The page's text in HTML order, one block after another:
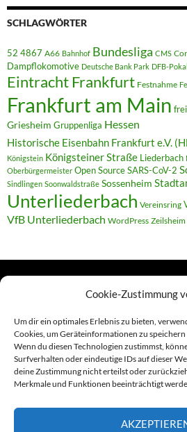
Cookie-Zustimmung
Um dir ein optimales Erlebnis zu bieten,
Cookies, um Geräteinformationen zu
Wenn du diesen Technologien zustimmst,
Surfverhalten oder eindeutige IDs auf dieser
deine Zustimmung nicht erteilst oder
Merkmale und Funktionen beeinträchtigt
SCHLAGWÖRTER
52 4867 A66 Bahnhof Bundesliga CMS
Dampflokomotive Deutsche Bank Park DFB-Pokal
Eintracht Frankfurt Festnahme
Frankfurt am Main
Griesheim Gruppenliga Hessen
Historische Eisenbahn Frankfurt e.V.
Königstein Königsteiner Straße Liederbach
Oberbürgermeister Open SourceSARS-CoV-2
Sindlingen Soonwaldstraße Sossenheim
Unterliederbach Vereinsring
VfB Unterliederbach WordPress Zeilsheim
Links
Amiga (alt in Seite)
Amiga-News